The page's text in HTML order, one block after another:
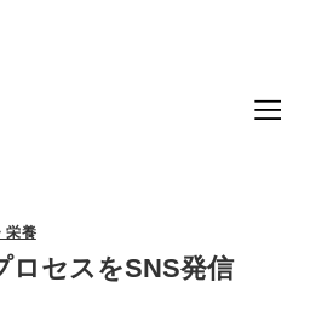
栄養
ロセスをSNS発信